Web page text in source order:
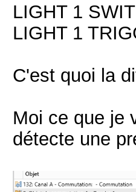
LIGHT 1
LIGHT 1
C'est quoi la
Moi ce que je
détecte une